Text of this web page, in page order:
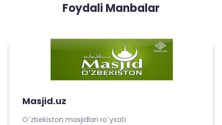
Foydali Manbalar
Masjid.uz
O`zbekiston masjidlari ro`yxati